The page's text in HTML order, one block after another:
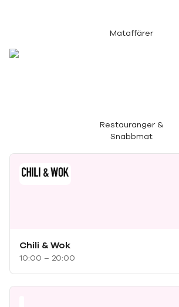
Mataffärer
Restauranger &
Snabbmat
Chili & Wok
10:00 – 20:00